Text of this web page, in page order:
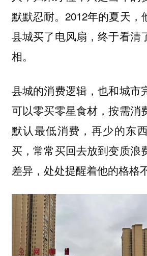
默默忍耐。2012年的夏天，
县城买了电风扇，终于看清
相。
县城的消费逻辑，也和城市
可以零买零星食材，按需消
默认最低消费，再少的东
买，常常买回去放到变质浪
差异，处处提醒着他的格格